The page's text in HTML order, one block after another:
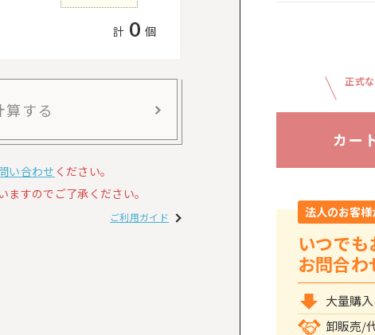
計 0 個
算する
い合わせ ください。
すのでご了承ください。
ご利用ガイド
正式
カー
法人のお客
いつで
お問合
大量購
卸販売/